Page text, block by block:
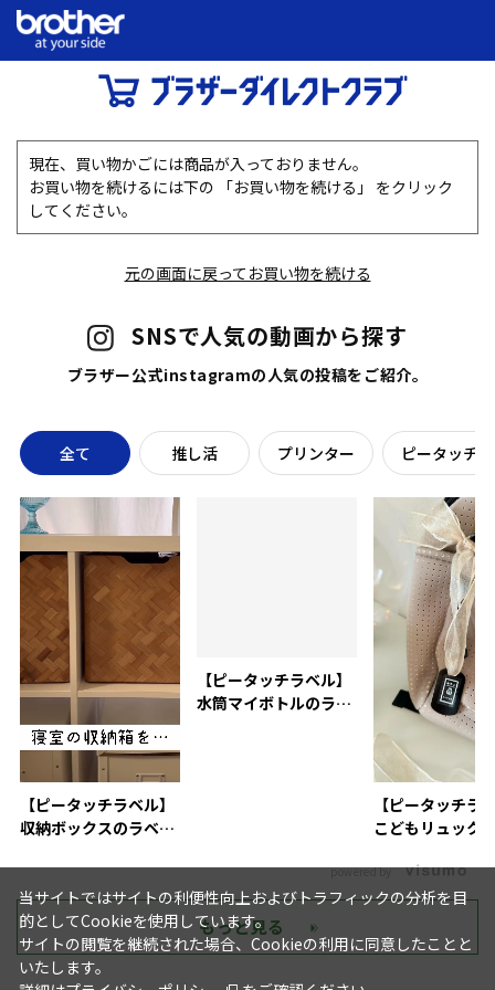
現在、買い物かごには商品が入っておりません。
お買い物を続けるには下の 「お買い物を続ける」 をクリック
してください。
元の画面に戻ってお買い物を続ける
SNSで人気の動画から探す
ブラザー公式instagramの人気の投稿をご紹介。
全て 推し活 プリンター ピータッチ
【ピータッチラベル】
収納ボックスのラベリ
【ピータッチラベル】
水筒マイボトルのラベ
【ピータッチラ
こどもリュック
powered by
もっと見る
当サイトではサイトの利便性向上およびトラフィックの分析を目
的としてCookieを使用しています。
サイトの閲覧を継続された場合、Cookieの利用に同意したことと
いたします。